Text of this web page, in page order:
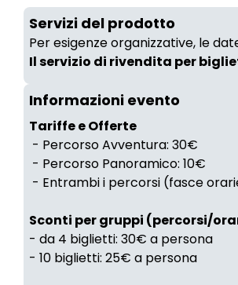
Servizi del prodotto
Per esigenze organizzative, le
Il servizio di rivendita per
Informazioni evento
Tariffe e Offerte
- Percorso Avventura: 30€
- Percorso Panoramico: 10€
- Entrambi i percorsi (fasce
Sconti per gruppi (percorsi/
- da 4 biglietti: 30€ a persona
- 10 biglietti: 25€ a persona